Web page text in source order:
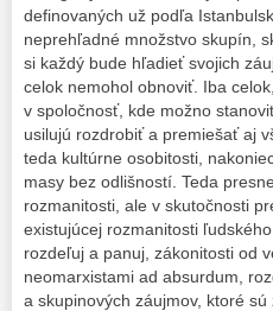
definovaných už podľa
neprehľadné množstvo skupín,
si každý bude hľadieť svojich
celok nemohol obnoviť. Iba
v spoločnosť, kde možno
usilujú rozdrobiť a premiešať aj
teda kultúrne osobitosti,
masy bez odlišností. Teda
rozmanitosti, ale v skutočnosti
existujúcej rozmanitosti
rozdeľuj a panuj, zákonitosti od
neomarxistami ad absurdum,
a skupinových záujmov, ktoré